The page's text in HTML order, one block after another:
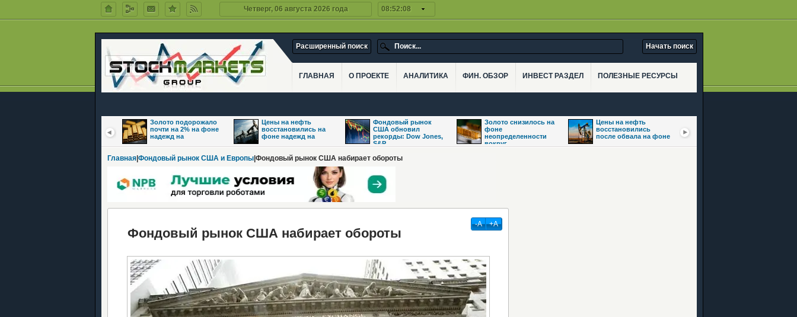
Четверг, 06 августа 2026 года 08:52:08
Расширенный поиск
ГЛАВНАЯ О ПРОЕКТЕ АНАЛИТИКА ФИН. ОБЗОР ИНВЕСТ РАЗДЕЛ ПОЛЕЗНЫЕ РЕСУРСЫ
после обвала на фоне
Золото подорожало
почти на 2% на фоне
надежд на
Цены на нефть
восстановились на
фоне надежд на
Фондовый рынок
США обновил
рекорды: Dow Jones,
S&P
Золото снизилось на
фоне
неопределенности
вокруг
Цены на нефть
восстановились
после обвала на фоне
Главная Фондовый рынок США и Европы |Фондовый рынок США набирает обороты
Фондовый рынок США набирает обороты
-А +А